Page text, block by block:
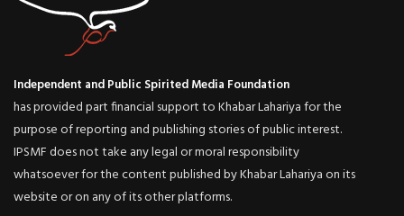
Independent and Public Spirited Media Foundation
has provided part financial support to Khabar Lahariya for the
purpose of reporting and publishing stories of public interest.
IPSMF does not take any legal or moral responsibility
whatsoever for the content published by Khabar Lahariya on its
website or on any of its other platforms.